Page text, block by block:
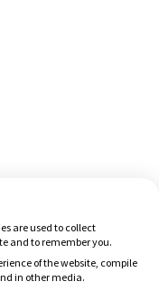
are used to collect
and to remember you.
of the website, compile
in other media.